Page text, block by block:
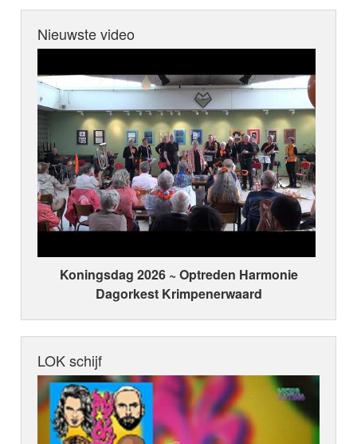
Nieuwste video
Koningsdag 2026 ~ Optreden Harmonie
Dagorkest Krimpenerwaard
LOK schijf